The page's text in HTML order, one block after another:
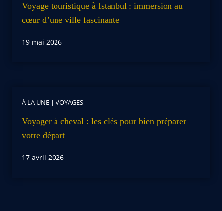
Voyage touristique à Istanbul : immersion au
cœur d’une ville fascinante
19 mai 2026
À LA UNE | VOYAGES
Voyager à cheval : les clés pour bien préparer
votre départ
17 avril 2026